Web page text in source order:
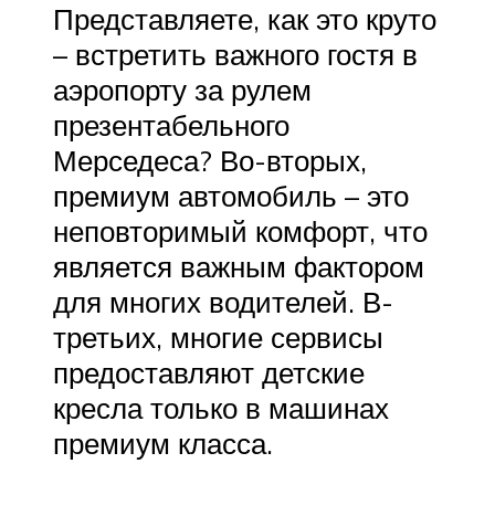
Представляете, как это круто
– встретить важного гостя в
аэропорту за рулем
презентабельного
Мерседеса? Во-вторых,
премиум автомобиль – это
неповторимый комфорт, что
является важным фактором
для многих водителей. В-
третьих, многие сервисы
предоставляют детские
кресла только в машинах
премиум класса.